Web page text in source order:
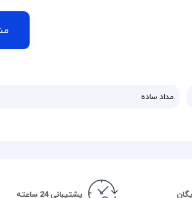
مداد ساده
پشتیبانی 24 ساعته